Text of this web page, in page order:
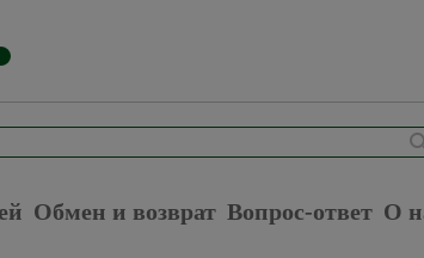
Обмен и возврат Вопрос-ответ О